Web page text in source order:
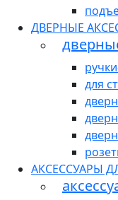
ДВЕРНЫЕ
для
АКСЕССУАРЫ